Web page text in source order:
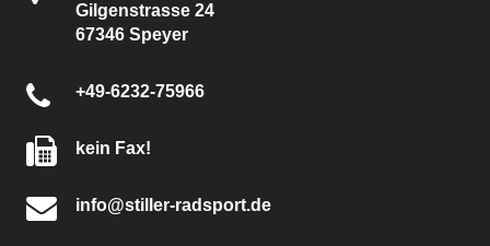
Gilgenstrasse 24
67346 Speyer
+49-6232-75966
kein Fax!
info@stiller-radsport.de